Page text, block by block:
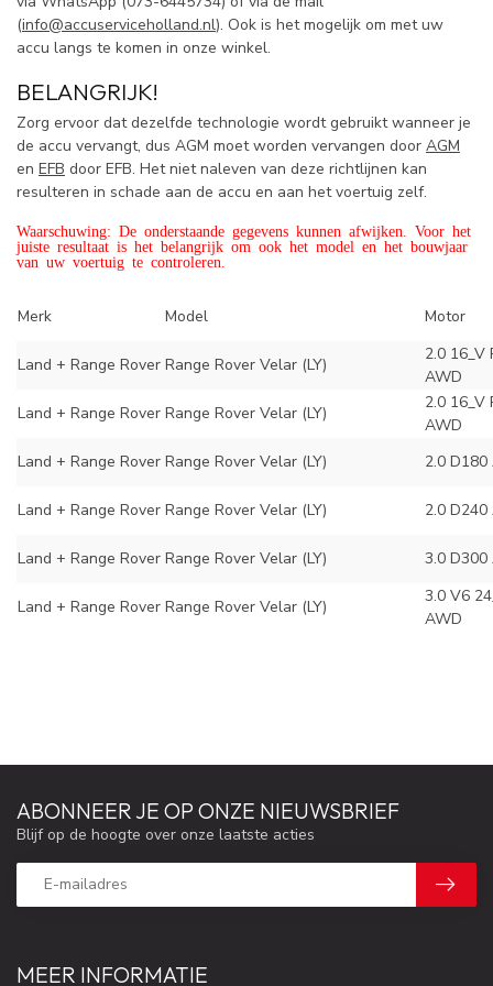
(info@accuserviceholland.nl). Ook is het mogelijk om met uw
accu langs te komen in onze winkel.
BELANGRIJK!
Zorg ervoor dat dezelfde technologie wordt gebruikt wanneer je
de accu vervangt, dus AGM moet worden vervangen door AGM
en EFB door EFB. Het niet naleven van deze richtlijnen kan
resulteren in schade aan de accu en aan het voertuig zelf.
Waarschuwing: De onderstaande gegevens kunnen afwijken. Voor het
juiste resultaat is het belangrijk om ook het model en het bouwjaar
van uw voertuig te controleren.
Merk Model Motor
Land + Range Rover Range Rover Velar (LY)
2.0 16_V
AWD
Land + Range Rover Range Rover Velar (LY)
2.0 16_V
AWD
Land + Range Rover Range Rover Velar (LY) 2.0 D180
Land + Range Rover Range Rover Velar (LY) 2.0 D240
Land + Range Rover Range Rover Velar (LY) 3.0 D300
Land + Range Rover Range Rover Velar (LY)
3.0 V6
AWD
MEER INFORMATIE
ABONNEER JE OP ONZE NIEUWSBRIEF
Blijf op de hoogte over onze laatste acties